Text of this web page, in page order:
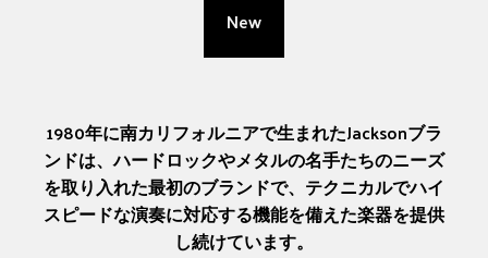
New
1980年に南カリフォルニアで生まれたJacksonブラ
ンドは、ハードロックやメタルの名手たちのニーズ
を取り入れた最初のブランドで、テクニカルでハイ
スピードな演奏に対応する機能を備えた楽器を提供
し続けています。